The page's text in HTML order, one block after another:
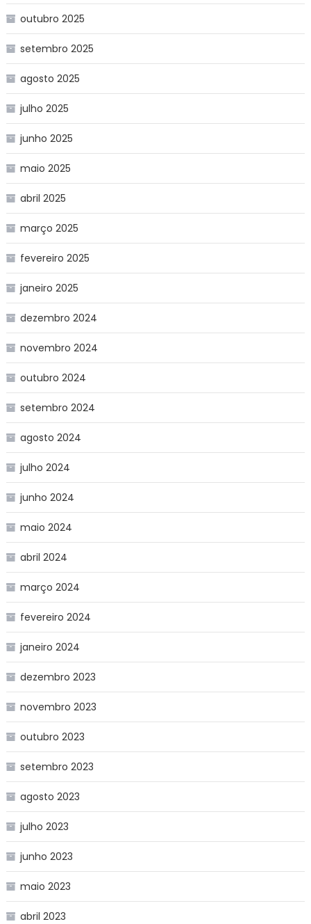
outubro 2025
setembro 2025
agosto 2025
julho 2025
junho 2025
maio 2025
abril 2025
março 2025
fevereiro 2025
janeiro 2025
dezembro 2024
novembro 2024
outubro 2024
setembro 2024
agosto 2024
julho 2024
junho 2024
maio 2024
abril 2024
março 2024
fevereiro 2024
janeiro 2024
dezembro 2023
novembro 2023
outubro 2023
setembro 2023
agosto 2023
julho 2023
junho 2023
maio 2023
abril 2023